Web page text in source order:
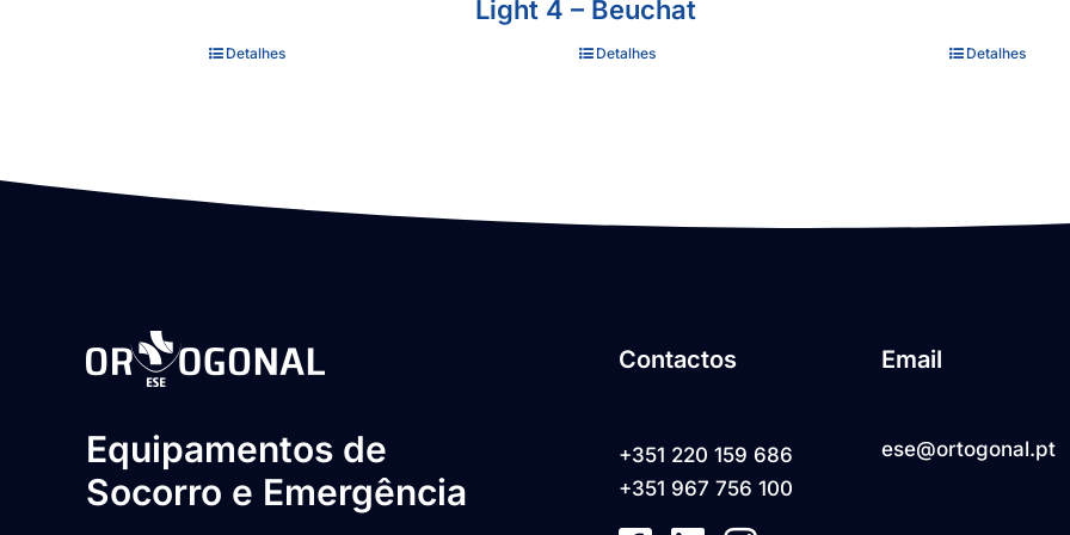
Detalhes
Light 4 – Beuchat
Detalhes Detalhes
Equipamentos de
Socorro e Emergência
Contactos
+351 220 159 686
+351 967 756 100
Email
ese@ortogonal.pt